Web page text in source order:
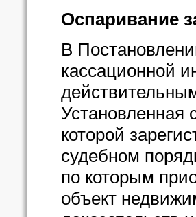
Оспаривание
В
кассационной
Установленная
которой
судебном
по которым
объект